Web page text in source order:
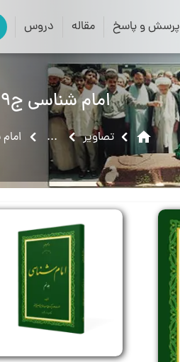
پرسش و پاسخ مقاله دروس
search
close
امام شناسی ج9
home تصاویر ...